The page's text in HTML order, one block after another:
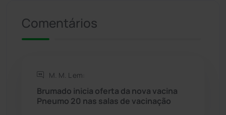
Rio do Antônio
Comentários
M. M. L em:
Brumado inicia oferta da nova vacina
Pneumo 20 nas salas de vacinação